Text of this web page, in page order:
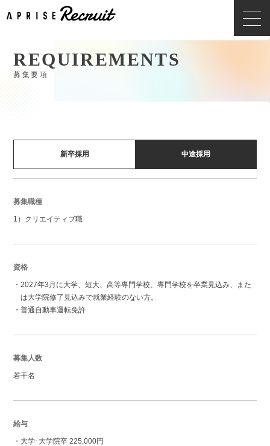
REQUIREMENTS
募集要項
新卒採用 中途採用
募集職種
1）クリエイティブ職
資格
・2027年3月に大学、短大、高等専門学校、専門学校を卒業見込み、また
は大学院修了見込みで就業経験のない方。
・普通自動車運転免許
募集人数
若干名
給与
・大学･大学院卒 225,000円